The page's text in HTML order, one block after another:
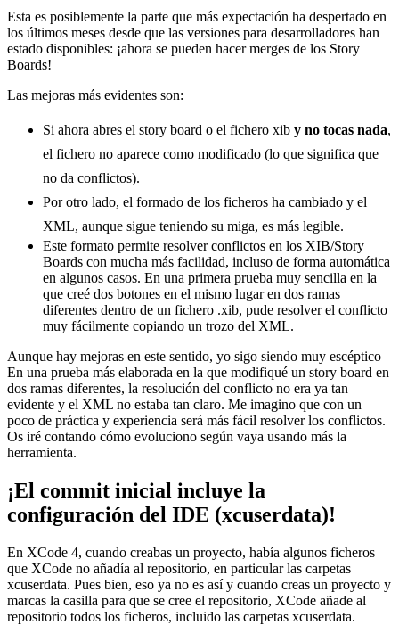
Esta es posiblemente la parte que más expectación ha despertado en
los últimos meses desde que las versiones para desarrolladores han
estado disponibles: ¡ahora se pueden hacer merges de los Story
Boards!
Las mejoras más evidentes son:
Si ahora abres el story board o el fichero xib y no tocas nada,
el fichero no aparece como modificado (lo que significa que
no da conflictos).
Por otro lado, el formado de los ficheros ha cambiado y el
XML, aunque sigue teniendo su miga, es más legible.
Este formato permite resolver conflictos en los XIB/Story
Boards con mucha más facilidad, incluso de forma automática
en algunos casos. En una primera prueba muy sencilla en la
que creé dos botones en el mismo lugar en dos ramas
diferentes dentro de un fichero .xib, pude resolver el conflicto
muy fácilmente copiando un trozo del XML.
Aunque hay mejoras en este sentido, yo sigo siendo muy escéptico
En una prueba más elaborada en la que modifiqué un story board en
dos ramas diferentes, la resolución del conflicto no era ya tan
evidente y el XML no estaba tan claro. Me imagino que con un
poco de práctica y experiencia será más fácil resolver los conflictos.
Os iré contando cómo evoluciono según vaya usando más la
herramienta.
¡El commit inicial incluye la
configuración del IDE (xcuserdata)!
En XCode 4, cuando creabas un proyecto, había algunos ficheros
que XCode no añadía al repositorio, en particular las carpetas
xcuserdata. Pues bien, eso ya no es así y cuando creas un proyecto y
marcas la casilla para que se cree el repositorio, XCode añade al
repositorio todos los ficheros, incluido las carpetas xcuserdata.